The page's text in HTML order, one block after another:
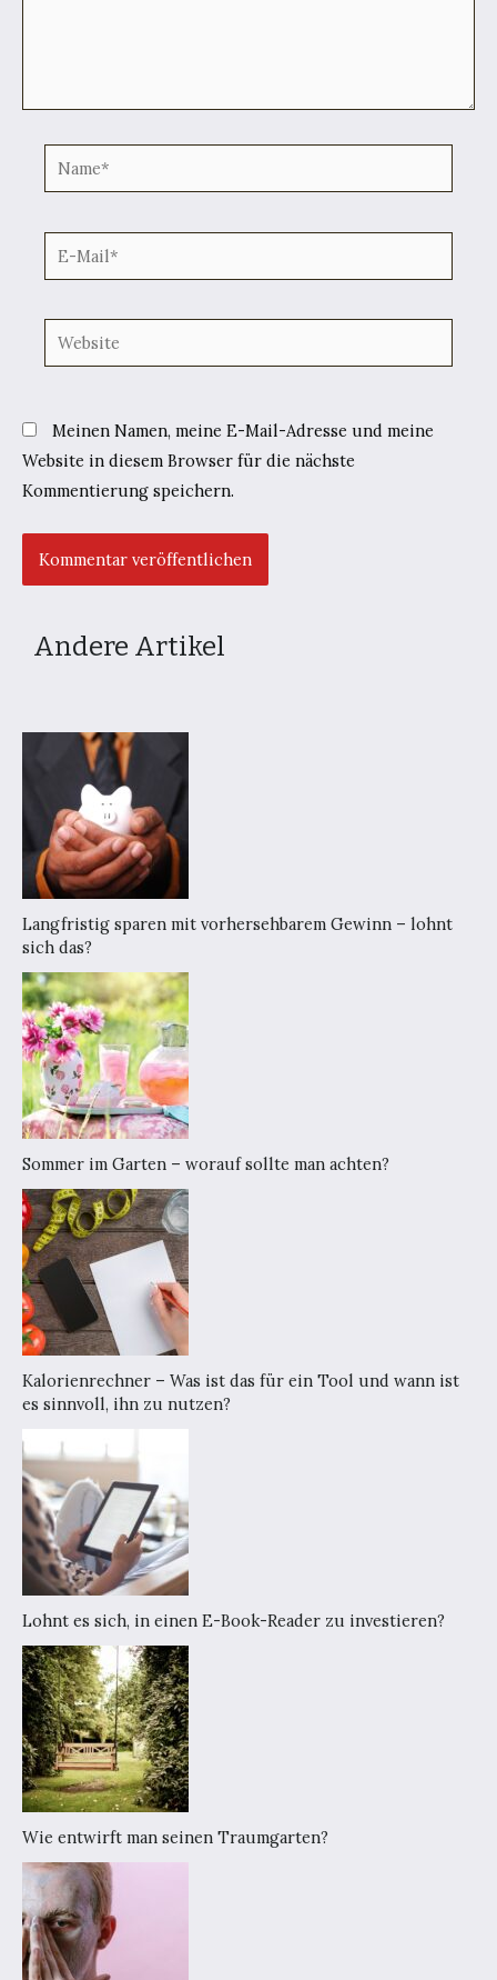
Name*
E-
Mail*
Website
Meinen Namen, meine E-Mail-Adresse und meine
Website in diesem Browser für die nächste
Kommentierung speichern.
Andere Artikel
Langfristig sparen mit vorhersehbarem Gewinn – lohnt
sich das?
Sommer im Garten – worauf sollte man achten?
Kalorienrechner – Was ist das für ein Tool und wann ist
es sinnvoll, ihn zu nutzen?
Lohnt es sich, in einen E-Book-Reader zu investieren?
Wie entwirft man seinen Traumgarten?